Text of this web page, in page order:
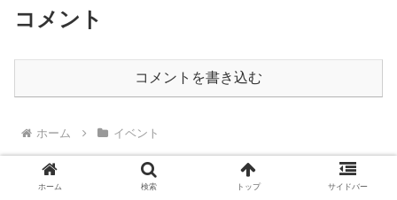
コメント
コメントを書き込む
ホーム イベント
ホーム 検索 トップ サイドバー